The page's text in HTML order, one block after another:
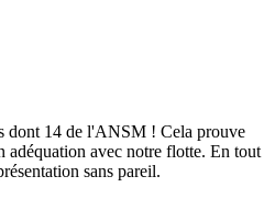
dont 14 de l'ANSM ! Cela prouve
adéquation avec notre flotte. En tout
sans pareil.